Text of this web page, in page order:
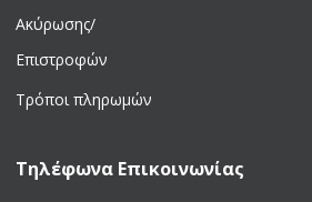
Ακύρωσης/
Επιστροφών
Τρόποι πληρωμών
Τηλέφωνα Επικοινωνίας